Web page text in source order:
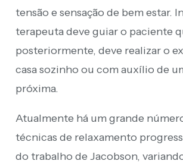
tensão e sensação de bem estar.
terapeuta deve guiar o paciente
posteriormente, deve realizar o
casa sozinho ou com auxílio de
próxima.
Atualmente há um grande
técnicas de relaxamento
do trabalho de Jacobson,